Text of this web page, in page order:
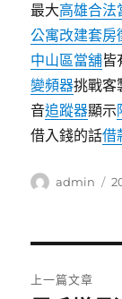
最大高雄合法
公寓改建套房
中山區當舖皆
變頻器挑戰
音追蹤器顯示
借入錢的話借
作
admin
發
上一篇文章